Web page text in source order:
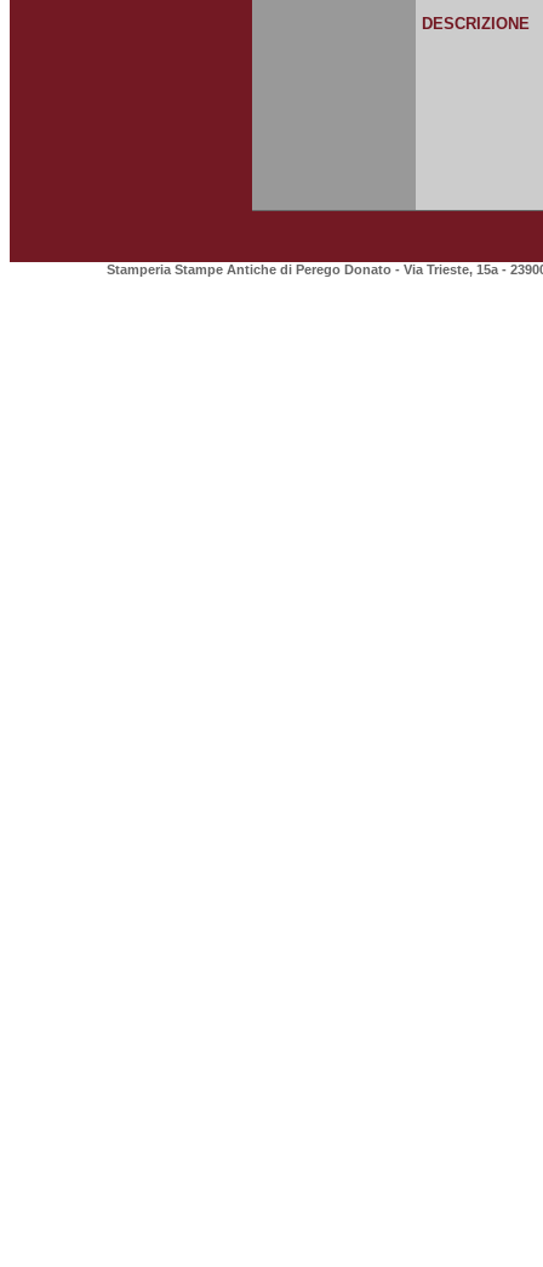
DESCRIZIONE
Stamperia Stampe Antiche di Perego Donato - Via Trieste, 15a -